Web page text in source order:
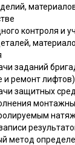
контроля и
заданий
и ремонт лифтов)
защитных
метод